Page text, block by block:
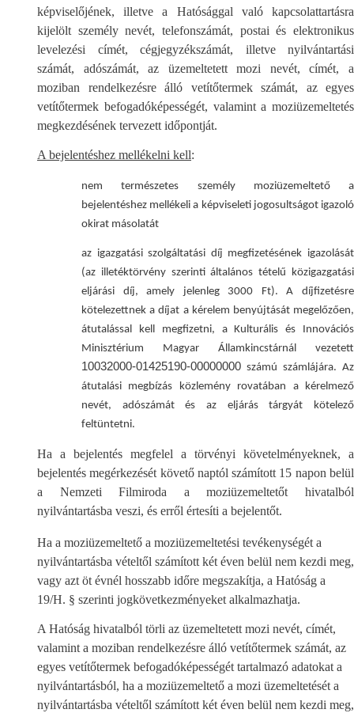
képviselőjének, illetve a Hatósággal való kapcsolattartásra
kijelölt személy nevét, telefonszámát, postai és elektronikus
levelezési címét, cégjegyzékszámát, illetve nyilvántartási
számát, adószámát, az üzemeltetett mozi nevét, címét, a
moziban rendelkezésre álló vetítőtermek számát, az egyes
vetítőtermek befogadóképességét, valamint a moziüzemeltetés
megkezdésének tervezett időpontját.
A bejelentéshez mellékelni kell:
nem természetes személy moziüzemeltető a
bejelentéshez mellékeli a képviseleti jogosultságot igazoló
okirat másolatát
az igazgatási szolgáltatási díj megfizetésének igazolását
(az illetéktörvény szerinti általános tételű közigazgatási
eljárási díj, amely jelenleg 3000 Ft). A díjfizetésre
kötelezettnek a díjat a kérelem benyújtását megelőzően,
átutalással kell megfizetni, a Kulturális és Innovációs
Minisztérium Magyar Államkincstárnál vezetett
10032000-01425190-00000000 számú számlájára. Az
átutalási megbízás közlemény rovatában a kérelmező
nevét, adószámát és az eljárás tárgyát kötelező
feltüntetni.
Ha a bejelentés megfelel a törvényi követelményeknek, a
bejelentés megérkezését követő naptól számított 15 napon belül
a Nemzeti Filmiroda a moziüzemeltetőt hivatalból
nyilvántartásba veszi, és erről értesíti a bejelentőt.
Ha a moziüzemeltető a moziüzemeltetési tevékenységét a
nyilvántartásba vételtől számított két éven belül nem kezdi meg,
vagy azt öt évnél hosszabb időre megszakítja, a Hatóság a
19/H. § szerinti jogkövetkezményeket alkalmazhatja.
A Hatóság hivatalból törli az üzemeltetett mozi nevét, címét,
valamint a moziban rendelkezésre álló vetítőtermek számát, az
egyes vetítőtermek befogadóképességét tartalmazó adatokat a
nyilvántartásból, ha a moziüzemeltető a mozi üzemeltetését a
nyilvántartásba vételtől számított két éven belül nem kezdi meg,